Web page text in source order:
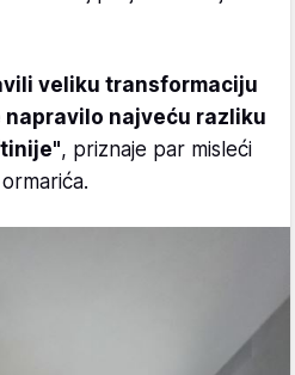
veliku transformaciju
napravilo najveću razliku
, priznaje par misleći